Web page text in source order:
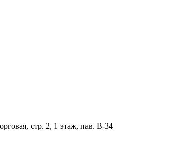
стр. 2, 1 этаж, пав. B-34